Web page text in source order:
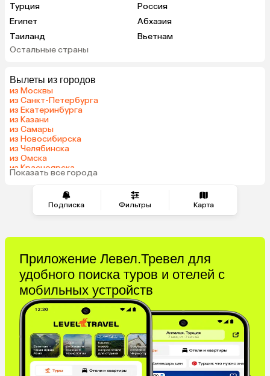
Подписка Фильтры Карта
Турция
Россия
Египет
Абхазия
Таиланд
Вьетнам
ОАЭ
Шри-Ланка
Азербайджан
Сербия
Киргизия
Саудовская Аравия
Остальные страны
Вылеты из городов
из Москвы
из Санкт-Петербурга
из Екатеринбурга
из Казани
из Самары
из Новосибирска
из Челябинска
из Омска
из Красноярска
из Волгограда
Показать все города
Приложение Левел.Тревел для
удобного поиска туров и отелей с
мобильных устройств